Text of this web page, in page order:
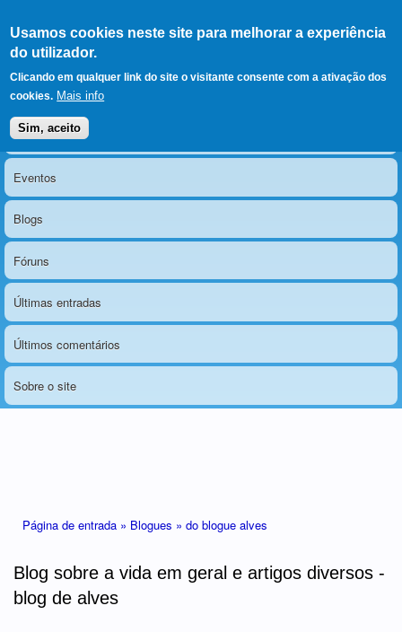
Usamos cookies neste site para melhorar a experiência
do utilizador.
Clicando em qualquer link do site o visitante consente com a ativação dos
cookies. Mais info
Sim, aceito
LERPARAVER , ir para a
página principal
O portal da visão diferente
Menu principal
Notícias
Eventos
Blogs
Fóruns
Últimas entradas
Últimos comentários
Sobre o site
Página de entrada » Blogues » do blogue alves
Blog sobre a vida em geral e artigos diversos -
blog de alves